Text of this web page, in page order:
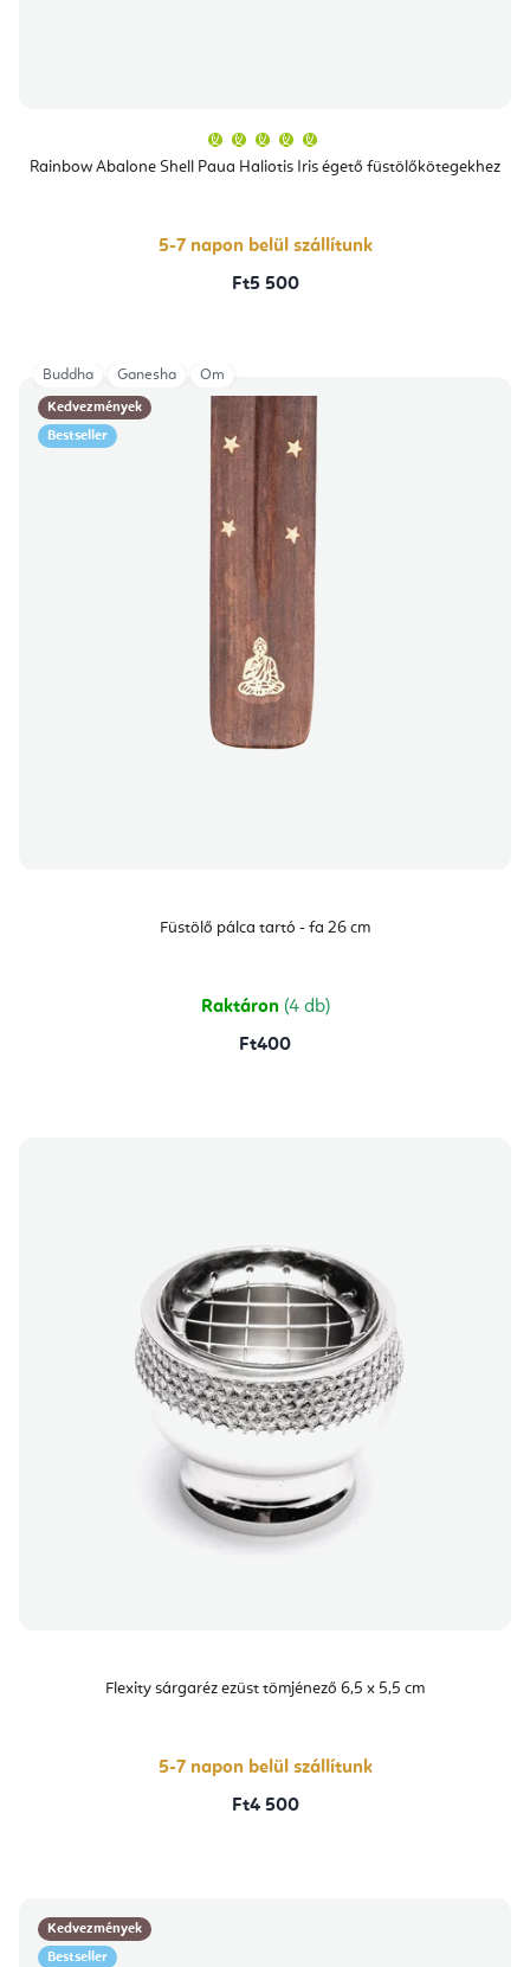
Rainbow Abalone Shell Paua Haliotis Iris égető füstölőkötegekhez
átlagos
értékelése
csillag.
5-7 napon belül szállítunk
Ft5 500
Kedvezmények
Bestseller
Füstölő pálca tartó - fa 26 cm
Raktáron (4 db)
Ft400
Buddha Ganesha Om
Flexity sárgaréz ezüst tömjénező 6,5 x 5,5 cm
5-7 napon belül szállítunk
Ft4 500
Kedvezmények
Bestseller